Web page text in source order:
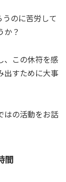
のに苦労して
か？
、この休符を感
出すために大事
はの活動をお話
間